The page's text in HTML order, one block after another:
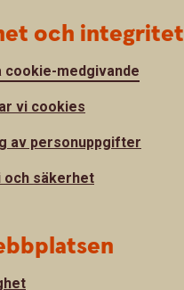
och integritet
cookie-medgivande
vi cookies
av personuppgifter
och säkerhet